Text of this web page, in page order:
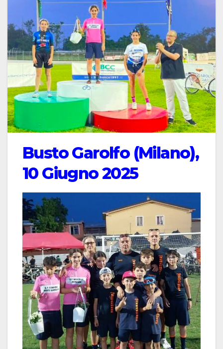
Busto Garolfo (Milano),
10 Giugno 2025